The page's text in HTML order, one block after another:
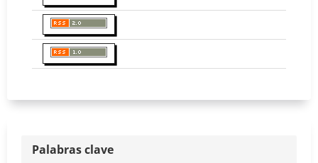
Palabras clave